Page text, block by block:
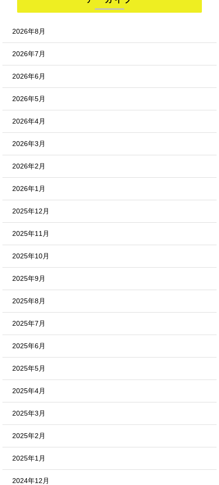
2026年8月
2026年7月
2026年6月
2026年5月
2026年4月
2026年3月
2026年2月
2026年1月
2025年12月
2025年11月
2025年10月
2025年9月
2025年8月
2025年7月
2025年6月
2025年5月
2025年4月
2025年3月
2025年2月
2025年1月
2024年12月